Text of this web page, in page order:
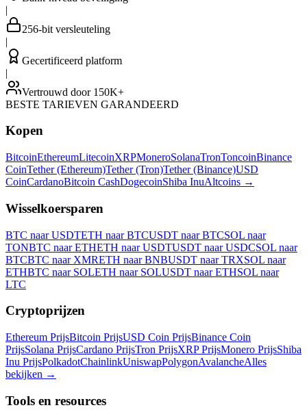
|
256-bit versleuteling
|
Gecertificeerd platform
|
Vertrouwd door 150K+
BESTE TARIEVEN GARANDEERD
Kopen
BitcoinEthereumLitecoinXRPMoneroSolanaTronToncoinBinance
CoinTether (Ethereum)Tether (Tron)Tether (Binance)USD
CoinCardanoBitcoin CashDogecoinShiba InuAltcoins →
Wisselkoersparen
BTC naar USDTETH naar BTCUSDT naar BTCSOL naar
TONBTC naar ETHETH naar USDTUSDT naar USDCSOL naar
BTCBTC naar XMRETH naar BNBUSDT naar TRXSOL naar
ETHBTC naar SOLETH naar SOLUSDT naar ETHSOL naar
LTC
Cryptoprijzen
Ethereum PrijsBitcoin PrijsUSD Coin PrijsBinance Coin
PrijsSolana PrijsCardano PrijsTron PrijsXRP PrijsMonero PrijsShiba
Inu PrijsPolkadotChainlinkUniswapPolygonAvalancheAlles
bekijken →
Tools en resources